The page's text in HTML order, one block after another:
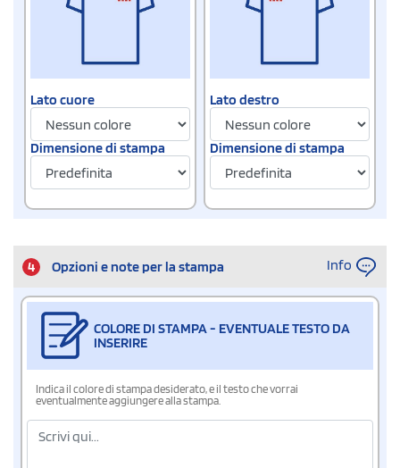
Lato cuore
Dimensione di stampa
Lato destro
Dimensione di stampa
4 Opzioni e note per la stampa Info
COLORE DI STAMPA - EVENTUALE TESTO DA
INSERIRE
Indica il colore di stampa desiderato, e il testo che vorrai
eventualmente aggiungere alla stampa.